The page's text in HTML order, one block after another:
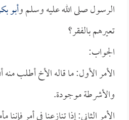
الرسول صلى الله عليه وسلم وأبو
تعيرهم بالفقر؟
الجواب:
الأمر الأول: ما قاله الأخ أطلب منه
والأشرطة موجودة.